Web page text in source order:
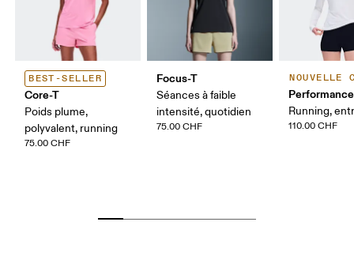
BEST-SELLER
Core-T
Poids plume,
polyvalent, running
75.00 CHF
Focus-T
Séances à faible
intensité, quotidien
75.00 CHF
NOUVELLE
Running,
110.00 CHF